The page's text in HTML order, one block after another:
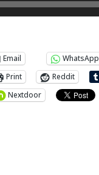
Email
WhatsApp
Print
Reddit
Nextdoor